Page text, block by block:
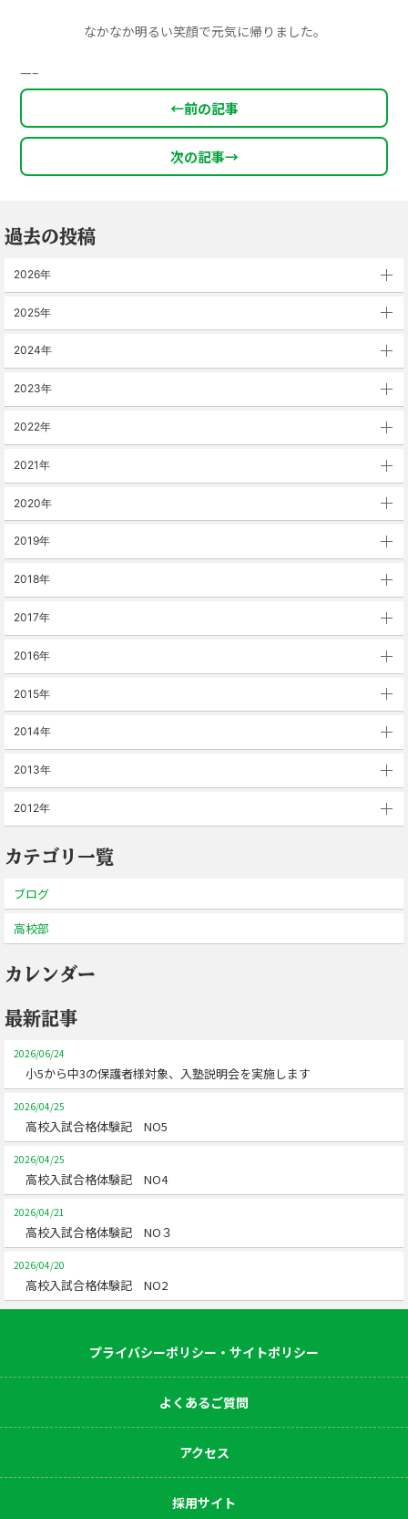
なかなか明るい笑顔で元気に帰りました。
—–
←前の記事
次の記事→
過去の投稿
2026年
2025年
2024年
2023年
2022年
2021年
2020年
2019年
2018年
2017年
2016年
2015年
2014年
2013年
2012年
カテゴリ一覧
ブログ
高校部
カレンダー
最新記事
2026/06/24
小5から中3の保護者様対象、入塾説明会を実施します
2026/04/25
高校入試合格体験記 NO5
2026/04/25
高校入試合格体験記 NO4
2026/04/21
高校入試合格体験記 NO３
2026/04/20
高校入試合格体験記 NO2
プライバシーポリシー・サイトポリシー
よくあるご質問
アクセス
採用サイト